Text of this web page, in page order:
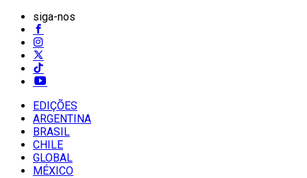
siga-nos
EDIÇÕES
ARGENTINA
BRASIL
CHILE
GLOBAL
MÉXICO